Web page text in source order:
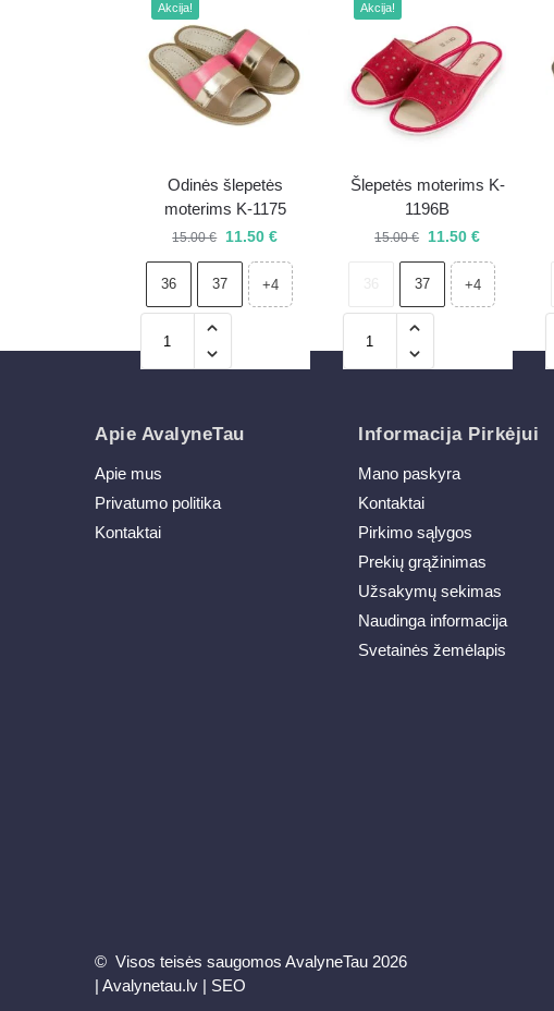
Akcija!
Odinės šlepetės
moterims K-1175
15.00€ 11.50€
36 37 +4
Akcija!
Šlepetės moterims K-
1196B
15.00€ 11.50€
37 +4
Apie AvalyneTau
Apie mus
Privatumo politika
Kontaktai
Informacija Pirkėjui
Mano paskyra
Kontaktai
Pirkimo sąlygos
Prekių grąžinimas
Užsakymų sekimas
Naudinga informacija
Svetainės žemėlapis
© Visos teisės saugomos AvalyneTau 2026
| Avalynetau.lv | SEO